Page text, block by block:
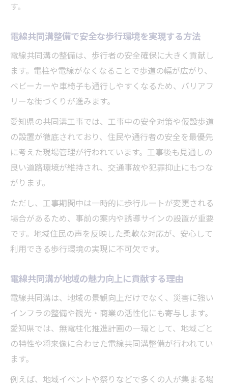
す。
電線共同溝整備で安全な歩行環境を実現する方法
電線共同溝の整備は、歩行者の安全確保に大きく貢献し
ます。電柱や電線がなくなることで歩道の幅が広がり、
ベビーカーや車椅子も通行しやすくなるため、バリアフ
リーな街づくりが進みます。
愛知県の共同溝工事では、工事中の安全対策や仮設歩道
の設置が徹底されており、住民や通行者の安全を最優先
に考えた現場管理が行われています。工事後も見通しの
良い道路環境が維持され、交通事故や犯罪抑止にもつな
がります。
ただし、工事期間中は一時的に歩行ルートが変更される
場合があるため、事前の案内や誘導サインの設置が重要
です。地域住民の声を反映した柔軟な対応が、安心して
利用できる歩行環境の実現に不可欠です。
電線共同溝が地域の魅力向上に貢献する理由
電線共同溝は、地域の景観向上だけでなく、災害に強い
インフラの整備や観光・商業の活性化にも寄与します。
愛知県では、無電柱化推進計画の一環として、地域ごと
の特性や将来像に合わせた電線共同溝整備が行われてい
ます。
例えば、地域イベントや祭りなどで多くの人が集まる場